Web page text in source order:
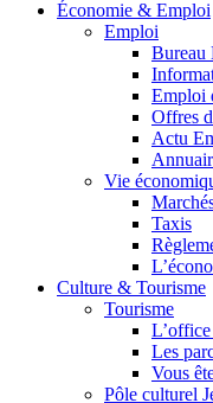
Économie & Emploi
Emploi
Bureau
Emploi
Offres
Actu
Vie
Taxis
Culture & Tourisme
Tourisme
Les
Vous
Pôle culturel